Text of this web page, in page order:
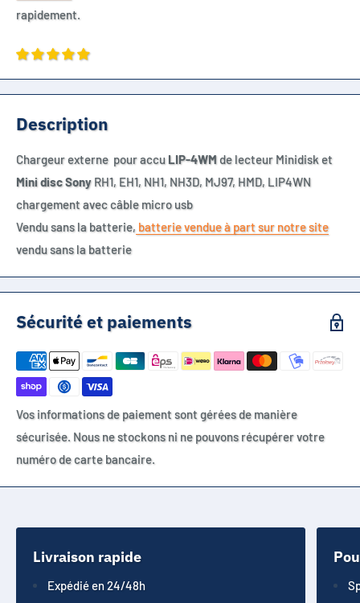
rapidement.
Description
Chargeur externe pour accu LIP-4WMde lecteur Minidisk et
Mini discSony RH1, EH1, NH1, NH3D, MJ97, HMD, LIP4WN
chargement avec câble micro usb
Vendu sans la batterie, batterie vendue à part sur notre site
vendu sans la batterie
Sécurité et paiements
Vos informations de paiement sont gérées de manière
sécurisée. Nous ne stockons ni ne pouvons récupérer votre
numéro de carte bancaire.
Livraison rapide
Expédié en 24/48h